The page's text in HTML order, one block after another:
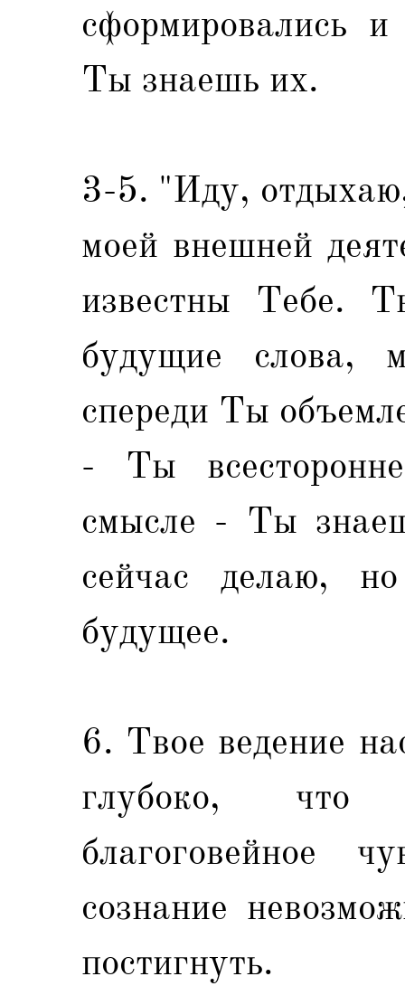
сформировались
Ты знаешь их.
3-5. "Иду,
моей внешней
известны Тебе.
будущие
спереди Ты
- Ты
смысле - Ты
сейчас делаю,
будущее.
6. Твое ведение
глубоко, что
благоговейное
сознание
постигнуть.